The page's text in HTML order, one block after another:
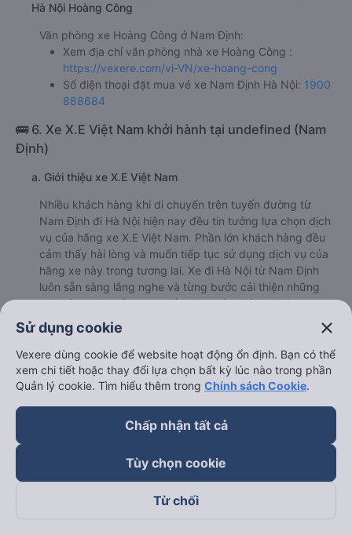
Hà Nội Hoàng Công
Văn phòng xe Hoàng Công ở Nam Định:
Xem địa chỉ văn phòng nhà xe Hoàng Công :
https://vexere.com/vi-VN/xe-hoang-cong
Số điện thoại đặt mua vé xe Nam Định Hà Nội: 1900
888684
🚌 6. Xe X.E Việt Nam khởi hành tại undefined (Nam
Định)
a. Giới thiệu xe X.E Việt Nam
Nhiều khách hàng khi di chuyển trên tuyến đường từ
Nam Định đi Hà Nội hiện nay đều tin tưởng lựa chọn dịch
vụ của hãng xe X.E Việt Nam. Phần lớn khách hàng đều
cảm thấy hài lòng và muốn tiếp tục sử dụng dịch vụ của
hãng xe này trong tương lai. Xe đi Hà Nội từ Nam Định
luôn sẵn sàng lắng nghe và từng bước cải thiện những
mặt còn hạn chế, mang đến cho khách hàng những
chuyến đi tuyệt vời nhất.
b. Hình ảnh xe X.E Việt Nam
Sử dụng cookie close
Vexere dùng cookie để website hoạt động ổn định. Bạn có thể
xem chi tiết hoặc thay đổi lựa chọn bất kỳ lúc nào trong phần
Quản lý cookie. Tìm hiểu thêm trong Chính sách Cookie.
Chấp nhận tất cả
Tùy chọn cookie
Từ chối